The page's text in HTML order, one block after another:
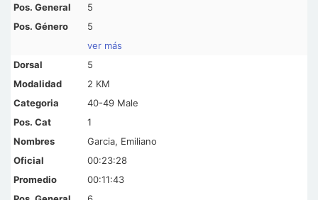
5
5
ver más
5
2 KM
40-49 Male
1
Garcia, Emiliano
00:23:28
00:11:43